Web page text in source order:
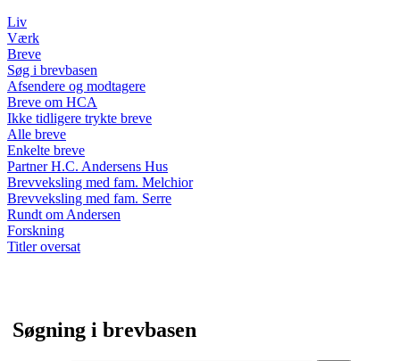
Liv
Værk
Breve
Søg i brevbasen
Afsendere og modtagere
Breve om HCA
Ikke tidligere trykte breve
Alle breve
Enkelte breve
Partner H.C. Andersens Hus
Brevveksling med fam. Melchior
Brevveksling med fam. Serre
Rundt om Andersen
Forskning
Titler oversat
Søgning i brevbasen